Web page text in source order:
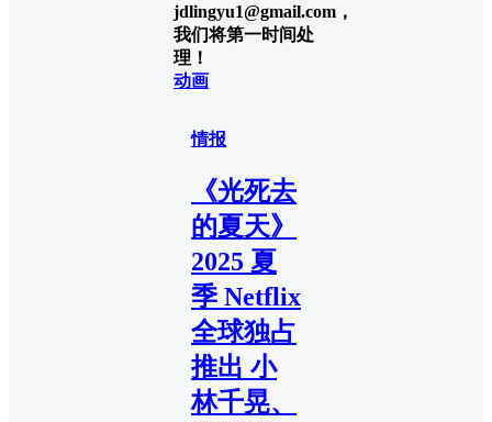
jdlingyu1@gmail.com，
我们将第一时间处
理！
动画
情报
《光死去
的夏天》
2025 夏
季 Netflix
全球独占
推出 小
林千晃、